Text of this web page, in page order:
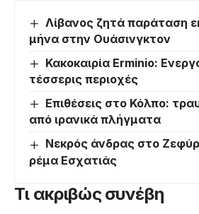
Λίβανος ζητά παράταση
μήνα στην Ουάσινγκτον
Κακοκαιρία Erminio:
τέσσερις περιοχές
Επιθέσεις στο Κόλπο:
από ιρανικά πλήγματα
Νεκρός άνδρας στο
ρέμα Εσχατιάς
Τι ακριβώς συνέβη